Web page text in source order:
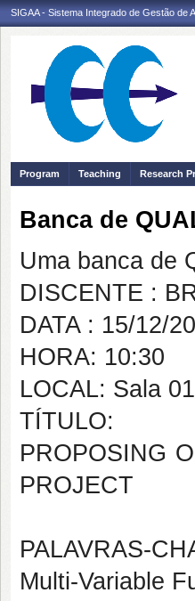
SIGAA - Sistema Integrado de Gestão de
Program Teaching Research
Banca de
Uma banca de
DISCENTE :
DATA : 15/12/
HORA: 10:30
LOCAL: Sala
TÍTULO:
PROPOSING
PROJECT
PALAVRAS-
Multi-Variable